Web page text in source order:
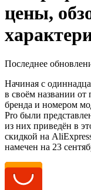
цены,
Последнее
Начиная с
в своём названии
бренда и номером
Pro были
из них приведён в
скидкой на
намечен на 23